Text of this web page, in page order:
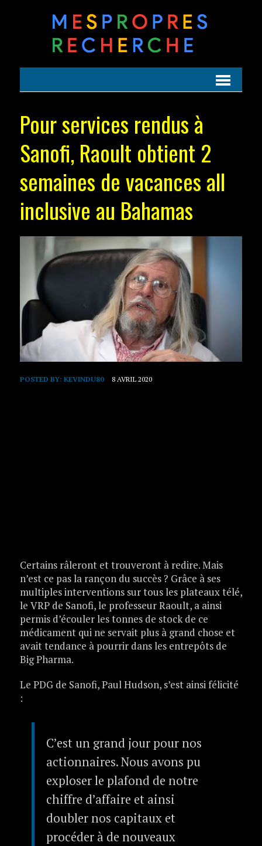
Pour services rendus à
Sanofi, Raoult obtient 2
semaines de vacances all
inclusive au Bahamas
POSTED BY: KEVINDU80 8 AVRIL 2020
Certains râleront et trouveront à redire. Mais
n’est ce pas la rançon du succès ? Grâce à ses
multiples interventions sur tous les plateaux télé,
le VRP de Sanofi, le professeur Raoult, a ainsi
permis d’écouler les tonnes de stock de ce
médicament qui ne servait plus à grand chose et
avait tendance à pourrir dans les entrepôts de
Big Pharma.
Le PDG de Sanofi, Paul Hudson, s’est ainsi félicité
:
C’est un grand jour pour nos
actionnaires. Nous avons pu
exploser le plafond de notre
chiffre d’affaire et ainsi
doubler nos capitaux et
procéder à de nouveaux